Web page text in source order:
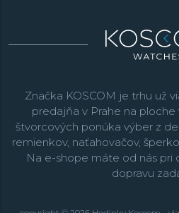
Značka KOSCOM je trhu už
predajňa v Prahe na
štvorcových ponúka výber z
remienkov, naťahovačov,
Na e-shope máte od nás pri
dopravu